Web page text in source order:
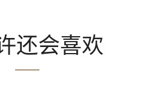
还会喜欢